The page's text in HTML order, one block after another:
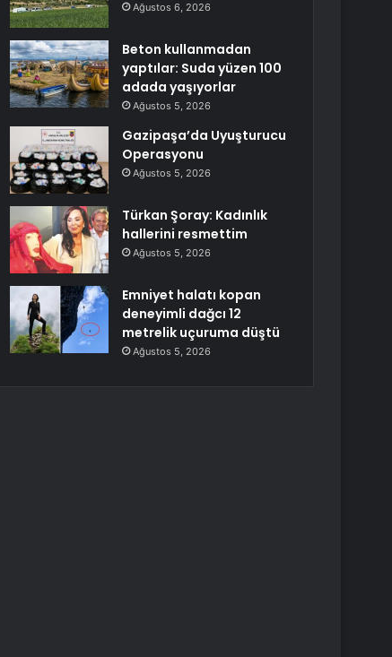
Ağustos 6, 2026
Beton kullanmadan
yaptılar: Suda yüzen 100
adada yaşıyorlar
Ağustos 5, 2026
Gazipaşa’da Uyuşturucu
Operasyonu
Ağustos 5, 2026
Türkan Şoray: Kadınlık
hallerini resmettim
Ağustos 5, 2026
Emniyet halatı kopan
deneyimli dağcı 12
metrelik uçuruma düştü
Ağustos 5, 2026